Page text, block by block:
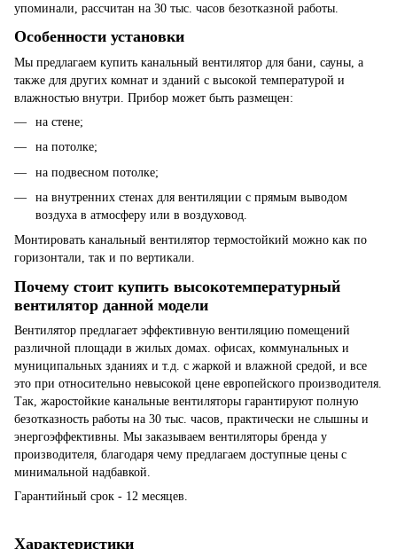
упоминали, рассчитан на 30 тыс. часов безотказной работы.
Особенности установки
Мы предлагаем купить канальный вентилятор для бани, сауны, а
также для других комнат и зданий с высокой температурой и
влажностью внутри. Прибор может быть размещен:
на стене;
на потолке;
на подвесном потолке;
на внутренних стенах для вентиляции с прямым выводом
воздуха в атмосферу или в воздуховод.
Монтировать канальный вентилятор термостойкий можно как по
горизонтали, так и по вертикали.
Почему стоит купить высокотемпературный
вентилятор данной модели
Вентилятор предлагает эффективную вентиляцию помещений
различной площади в жилых домах. офисах, коммунальных и
муниципальных зданиях и т.д. с жаркой и влажной средой, и все
это при относительно невысокой цене европейского производителя.
Так, жаростойкие канальные вентиляторы гарантируют полную
безотказность работы на 30 тыс. часов, практически не слышны и
энергоэффективны. Мы заказываем вентиляторы бренда у
производителя, благодаря чему предлагаем доступные цены с
минимальной надбавкой.
Гарантийный срок - 12 месяцев.
Характеристики